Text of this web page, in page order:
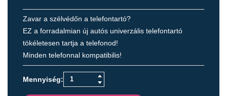
Zavar a szélvédőn a telefontartó?
EZ a forradalmian új autós univerzális telefontartó
tökéletesen tartja a telefonod!
Minden telefonnal kompatibilis!